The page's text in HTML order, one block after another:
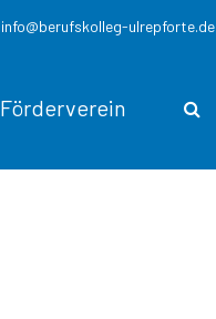
info@berufskolleg-ulrepforte.de
Förderverein